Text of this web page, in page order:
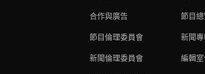
合作與廣告
節目倫理委員會
新聞倫理委員會
節目
新聞專
編輯